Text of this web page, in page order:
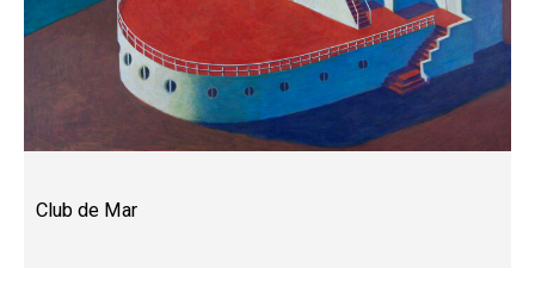
Club de Mar